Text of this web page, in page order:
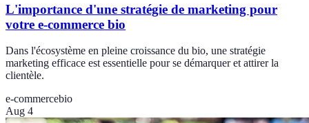
L'importance d'une stratégie de marketing pour
votre e-commerce bio
Dans l'écosystème en pleine croissance du bio, une stratégie
marketing efficace est essentielle pour se démarquer et attirer la
clientèle.
e-commercebio
Aug 4